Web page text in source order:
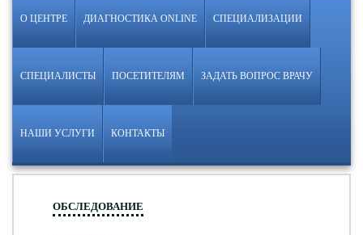
О ЦЕНТРЕ ДИАГНОСТИКА ONLINE СПЕЦИАЛИЗАЦИИ
СПЕЦИАЛИСТЫ ПОСЕТИТЕЛЯМ ЗАДАТЬ ВОПРОС ВРАЧУ
НАШИ УСЛУГИ КОНТАКТЫ
ОБСЛЕДОВАНИЕ